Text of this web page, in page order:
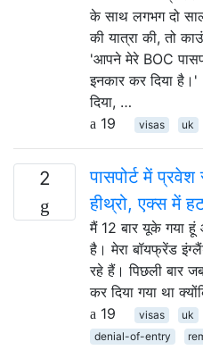
के साथ लगभग दो
की यात्रा की, तो
'आपने मेरे BOC
इनकार कर दिया
दिया, …
19
visas uk
2
पासपोर्ट में
हीथ्रो, एक्स में
मैं 12 बार यूके गया हूं
है। मेरा बॉयफ्रेंड
रहे हैं। पिछली बार
कर दिया गया था
19
visas uk
denial-of-entry